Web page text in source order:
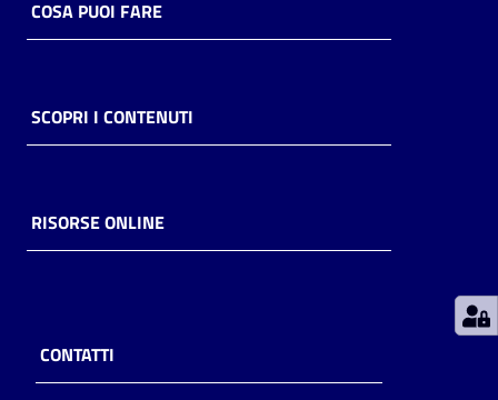
Casa
Piani
storico
per
COSA PUOI FARE
SCOPRI I CONTENUTI
RISORSE ONLINE
CONTATTI